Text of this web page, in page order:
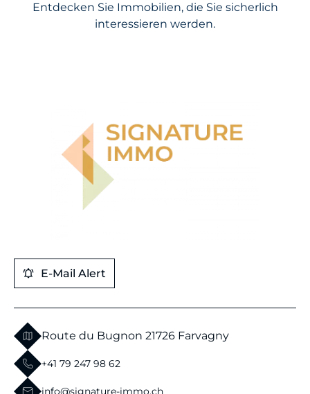
Entdecken Sie Immobilien, die Sie sicherlich
interessieren werden.
E-Mail Alert
Route du Bugnon 21726 Farvagny
+41 79 247 98 62
info@signature-immo.ch